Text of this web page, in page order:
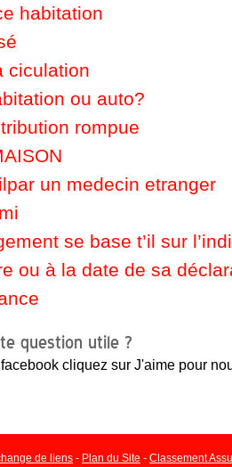
habitation
ciculation
ou auto?
rompue
un medecin etranger
se base t’il sur
ou à la date de sa
question utile ?
cliquez sur J'aime pour
de liens - Plan du Site - Classement